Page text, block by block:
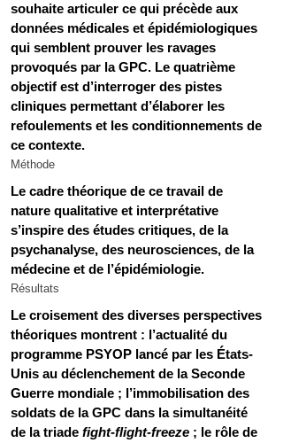
souhaite articuler ce qui précède aux
données médicales et épidémiologiques
qui semblent prouver les ravages
provoqués par la GPC. Le quatrième
objectif est d’interroger des pistes
cliniques permettant d’élaborer les
refoulements et les conditionnements de
ce contexte.
Méthode
Le cadre théorique de ce travail de
nature qualitative et interprétative
s’inspire des études critiques, de la
psychanalyse, des neurosciences, de la
médecine et de l’épidémiologie.
Résultats
Le croisement des diverses perspectives
théoriques montrent : l’actualité du
programme PSYOP lancé par les États-
Unis au déclenchement de la Seconde
Guerre mondiale ; l’immobilisation des
soldats de la GPC dans la simultanéité
de la triade fight-flight-freeze ; le rôle de